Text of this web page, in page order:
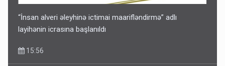
“İnsan alveri əleyhinə ictimai maarifləndirmə” adlı
layihənin icrasına başlanıldı
15:56